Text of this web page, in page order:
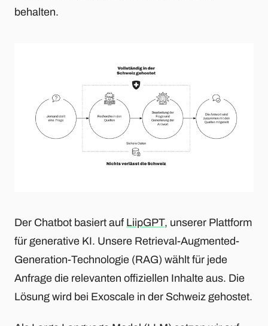
behalten.
Der Chatbot basiert auf LiipGPT, unserer Plattform
für generative KI. Unsere Retrieval-Augmented-
Generation-Technologie (RAG) wählt für jede
Anfrage die relevanten offiziellen Inhalte aus. Die
Lösung wird bei Exoscale in der Schweiz gehostet.